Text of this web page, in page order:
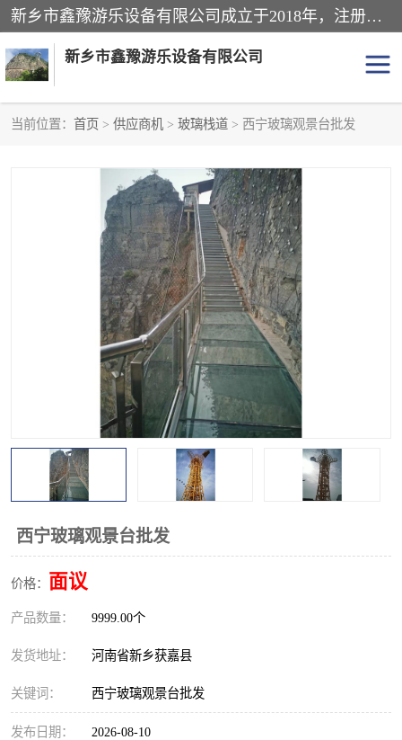
新乡市鑫豫游乐设备有限公司成立于2018年，注册地位于河南省。经营范围包括游乐设备、滑索、滑道、空中自行车、吊桥、拓展器材、攀岩器材、趣桥、悬崖秋千、网红桥、儿童乐园设备、水上乐园设备、丛林穿越设备、音乐呐喊设备、轨道滑车、栈道、玻璃滑道、观景平台、景观包装的设计、制造、销售、安装、维修，景区策划服务。
新乡市鑫豫游乐设备有限公司
当前位置： 首页 > 供应商机 > 玻璃栈道 > 西宁玻璃观景台批发
西宁玻璃观景台批发
价格： 面议
产品数量： 9999.00个
发货地址： 河南省新乡获嘉县
关键词： 西宁玻璃观景台批发
发布日期： 2026-08-10
儿童乐园设备
水上乐园设备
攀岩器材
空中自行车
玻璃滑道
网红桥
拓展器材 丛林穿越设备
玻璃栈道